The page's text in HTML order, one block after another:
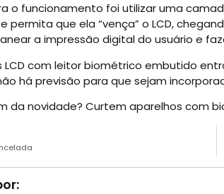
o funcionamento foi utilizar uma
permita que ela “vença” o LCD,
a impressão digital do usuário e
LCD com leitor biométrico embutido
há previsão para que sejam
da novidade? Curtem aparelhos com